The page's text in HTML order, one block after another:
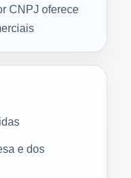
CNPJ oferece
e dos